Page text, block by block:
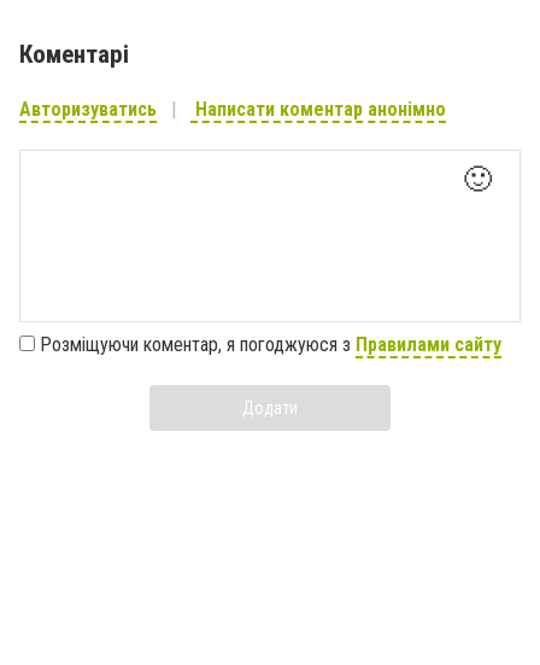
Коментарі
Авторизуватись Написати коментар анонімно
🙂
Розміщуючи коментар, я погоджуюся з Правилами сайту
Додати